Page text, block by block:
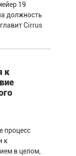
19
должность
Cirrus
к
процесс
к
в целом,